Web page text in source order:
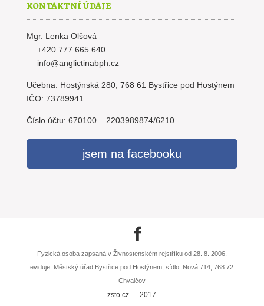
KONTAKTNÍ ÚDAJE
Mgr. Lenka Olšová
+420 777 665 640
info@anglictinabph.cz
Učebna: Hostýnská 280, 768 61 Bystřice pod Hostýnem
IČO: 73789941
Číslo účtu: 670100 – 2203989874/6210
jsem na facebooku
Fyzická osoba zapsaná v Živnostenském rejstříku od 28. 8. 2006,
eviduje: Městský úřad Bystřice pod Hostýnem, sídlo: Nová 714, 768 72
Chvalčov
zsto.cz 2017